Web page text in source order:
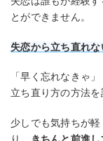
とができません。
失恋から立ち直れ
「早く忘れなきゃ
立ち直り方の方法を
少しでも気持ちが
り、
きちんと前進